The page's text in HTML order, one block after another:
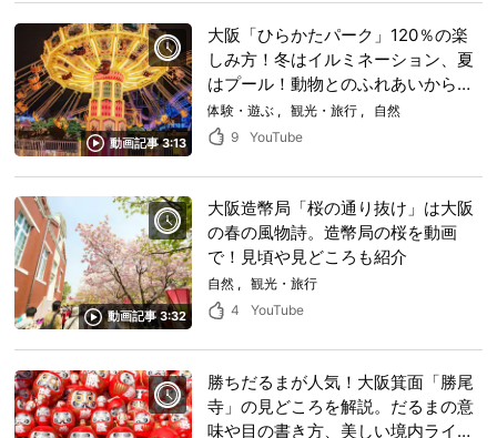
光PR 画像1．西条フェア
チラシ 画像2、3．昨年
の様子
動画記事 3:13
大阪「ひらかたパーク」120％の楽
しみ方！冬はイルミネーション、夏
はプール！動物とのふれあいからロ
ーズガーデン、季節のイベントまで
体験・遊ぶ 観光・旅行
自然
9
YouTube
動画記事 3:32
大阪造幣局「桜の通り抜け」は大阪
の春の風物詩。造幣局の桜を動画
で！見頃や見どころも紹介
自然
観光・旅行
4
YouTube
勝ちだるまが人気！大阪箕面「勝尾
寺」の見どころを解説。だるまの意
味や目の書き方、美しい境内ライト